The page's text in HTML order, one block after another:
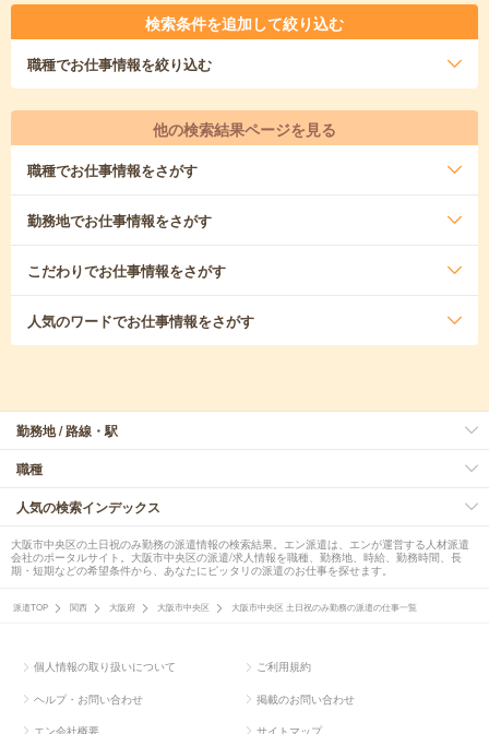
検索条件を追加して絞り込む
職種でお仕事情報を絞り込む
他の検索結果ページを見る
職種でお仕事情報をさがす
勤務地でお仕事情報をさがす
こだわりでお仕事情報をさがす
人気のワードでお仕事情報をさがす
勤務地 / 路線・駅
職種
人気の検索インデックス
大阪市中央区の土日祝のみ勤務の派遣情報の検索結果。エン派遣は、エンが運営する人材派遣
会社のポータルサイト。大阪市中央区の派遣/求人情報を職種、勤務地、時給、勤務時間、長
期・短期などの希望条件から、あなたにピッタリの派遣のお仕事を探せます。
派遣TOP 関西 大阪府 大阪市中央区 大阪市中央区 土日祝のみ勤務の派遣の仕事一覧
個人情報の取り扱いについて ご利用規約
ヘルプ・お問い合わせ 掲載のお問い合わせ
エン会社概要 サイトマップ